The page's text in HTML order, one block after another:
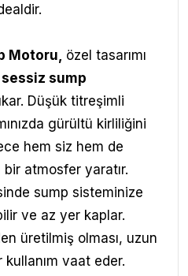
Motoru, özel tasarımı
sessiz sump
Düşük titreşimli
gürültü kirliliğini
hem siz hem de
bir atmosfer yaratır.
sump sisteminize
ve az yer kaplar.
üretilmiş olması, uzun
vaat eder.